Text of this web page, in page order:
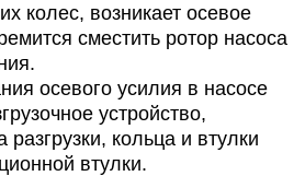
колес, возникает осевое
сместить ротор насоса
осевого усилия в насосе
устройство,
кольца и втулки
втулки.